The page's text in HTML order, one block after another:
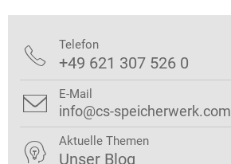
 Telefon
+49 621 307 526 0
 E-Mail
info@cs-speicherwerk.com
 Aktuelle Themen
Unser Blog